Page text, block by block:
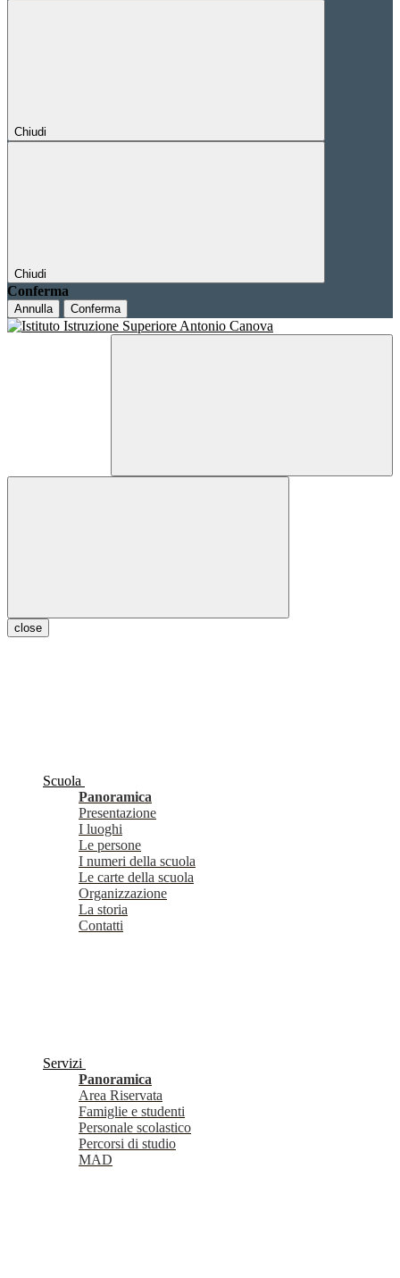
Chiudi
Chiudi
Conferma
Annulla Conferma
close
Scuola
Panoramica
Presentazione
I luoghi
Le persone
I numeri della scuola
Le carte della scuola
Organizzazione
La storia
Contatti
Servizi
Panoramica
Area Riservata
Famiglie e studenti
Personale scolastico
Percorsi di studio
MAD